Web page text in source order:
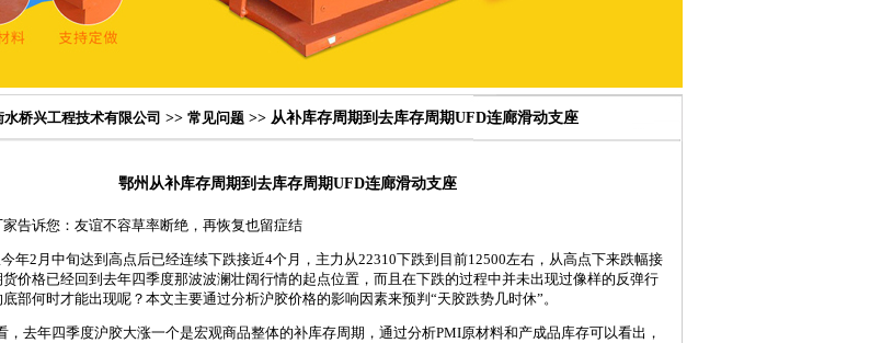
水桥兴工程技术有限公司 >> 常见问题 >> 从补库存周期到去库存周期UFD连廊滑动支座
鄂州从补库存周期到去库存周期UFD连廊滑动支座
家告诉您：友谊不容草率断绝，再恢复也留症结
2月中旬达到高点后已经连续下跌接近4个月，主力从22310下跌到目前12500左右，从高点下来跌幅接
价格已经回到去年四季度那波波澜壮阔行情的起点位置，而且在下跌的过程中并未出现过像样的反弹行
部何时才能出现呢？本文主要通过分析沪胶价格的影响因素来预判“天胶跌势几时休”。
去年四季度沪胶大涨一个是宏观商品整体的补库存周期，通过分析PMI原材料和产成品库存可以看出，